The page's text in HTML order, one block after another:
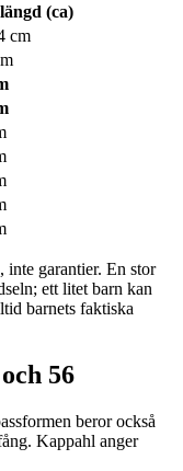
(ca)
cm
inte garantier. En stor
ett litet barn kan
barnets faktiska
56
beror också
Kappahl anger